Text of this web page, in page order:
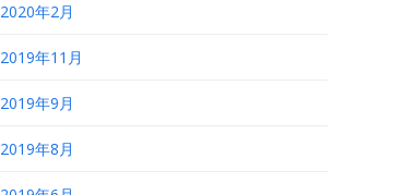
2020年2月
2019年11月
2019年9月
2019年8月